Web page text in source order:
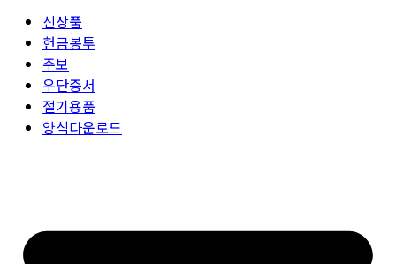
신상품
헌금봉투
주보
우단증서
절기용품
양식다운로드